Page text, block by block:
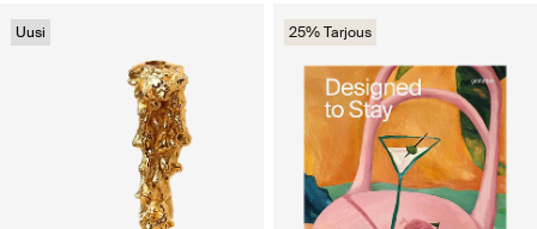
Uusi 25% Tarjous